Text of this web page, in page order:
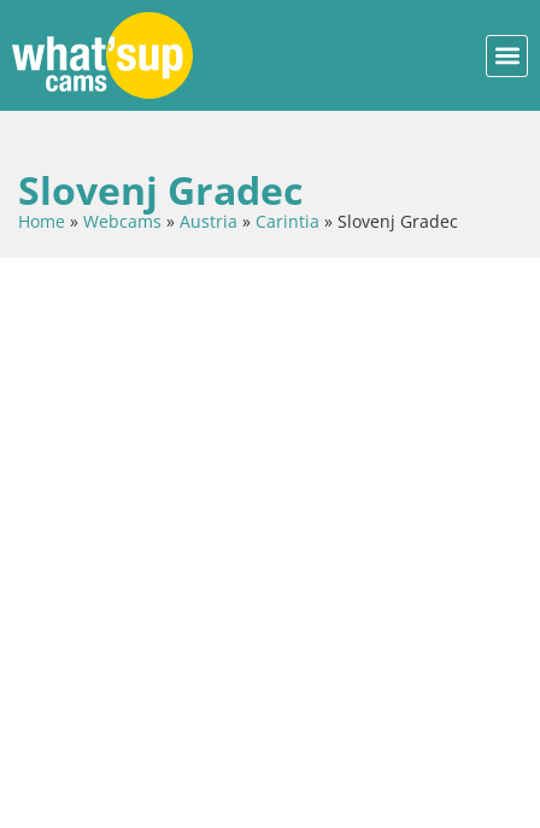
Slovenj Gradec
Home » Webcams » Austria » Carintia » Slovenj Gradec